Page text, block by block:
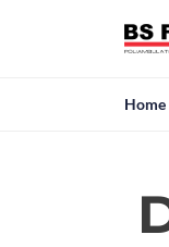
Home